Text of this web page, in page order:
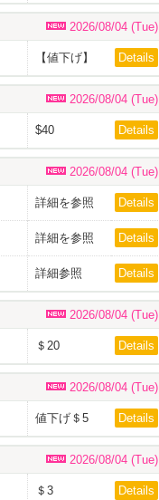
2026/08/04 (Tue)
【値下げ】
Details
2026/08/04 (Tue)
$40 Details
2026/08/04 (Tue)
詳細を参照 Details
詳細を参照 Details
詳細参照 Details
2026/08/04 (Tue)
＄20 Details
2026/08/04 (Tue)
値下げ＄5 Details
2026/08/04 (Tue)
＄3 Details